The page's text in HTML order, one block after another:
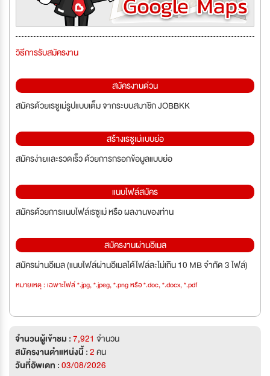
วิธีการรับสมัครงาน
สมัครงานด่วน
สมัครด้วยเรซูเม่รูปแบบเต็ม จากระบบสมาชิก JOBBKK
สร้างเรซูเม่แบบย่อ
สมัครง่ายและรวดเร็ว ด้วยการกรอกข้อมูลแบบย่อ
แนบไฟล์สมัคร
สมัครด้วยการแนบไฟล์เรซูเม่ หรือ ผลงานของท่าน
สมัครงานผ่านอีเมล
สมัครผ่านอีเมล (แนบไฟล์ผ่านอีเมลได้ไฟล์ละไม่เกิน 10 MB จำกัด 3 ไฟล์)
หมายเหตุ : เฉพาะไฟล์ *.jpg, *.jpeg, *.png หรือ *.doc, *.docx, *.pdf
จำนวนผู้เข้าชม :7,921 จำนวน
สมัครงานตำแหน่งนี้ :2คน
วันที่อัพเดท :03/08/2026